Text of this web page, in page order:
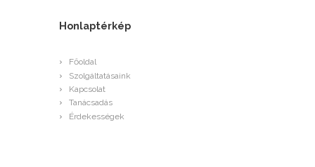
Honlaptérkép
Főoldal
Szolgáltatásaink
Kapcsolat
Tanácsadás
Érdekességek